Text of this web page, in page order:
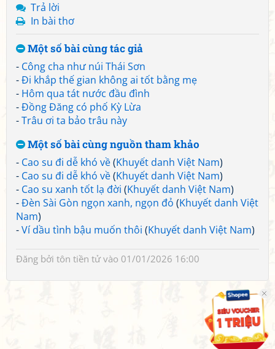
Trả lời
In bài thơ
Một số bài cùng tác giả
- Công cha như núi Thái Sơn
-Đi khắp thế gian không ai tốt bằng mẹ
- Hôm qua tát nước đầu đình
-Đồng Đăng có phố Kỳ Lừa
-Trâu ơi ta bảo trâu này
Một số bài cùng nguồn tham khảo
- Cao su đi dễ khó về(Khuyết danh Việt Nam)
- Cao su đi dễ khó về(Khuyết danh Việt Nam)
- Cao su xanh tốt lạ đời (Khuyết danh Việt Nam)
-Đèn Sài Gòn ngọn xanh, ngọn đỏ (Khuyết danh Việt
Nam)
-Ví dầu tình bậu muốn thôi (Khuyết danh Việt Nam)
Đăng bởi tôn tiền tửvào 01/01/2026 16:00